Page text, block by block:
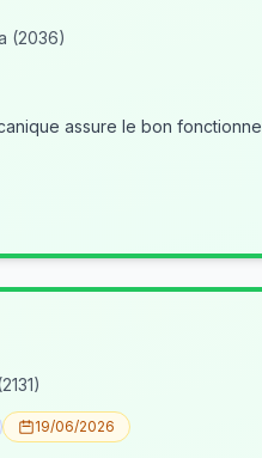
(2036)
assure le bon
19/06/2026